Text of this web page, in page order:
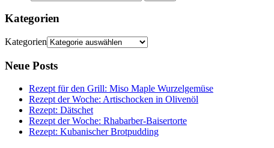
Kategorien
Kategorien
Neue Posts
Rezept für den Grill: Miso Maple Wurzelgemüse
Rezept der Woche: Artischocken in Olivenöl
Rezept: Dätschet
Rezept der Woche: Rhabarber-Baisertorte
Rezept: Kubanischer Brotpudding